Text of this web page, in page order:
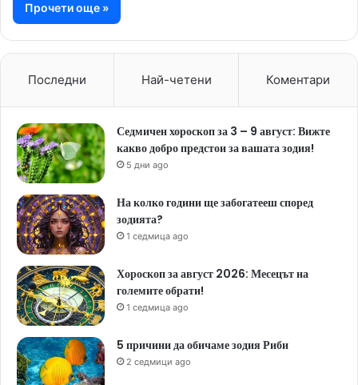
Прочети още »
Последни Най-четени Коментари
Седмичен хороскоп за 3 – 9 август: Вижте
какво добро предстои за вашата зодия!
5 дни ago
На колко години ще забогатееш според
зодията?
1 седмица ago
Хороскоп за август 2026: Месецът на
големите обрати!
1 седмица ago
5 причини да обичаме зодия Риби
2 седмици ago